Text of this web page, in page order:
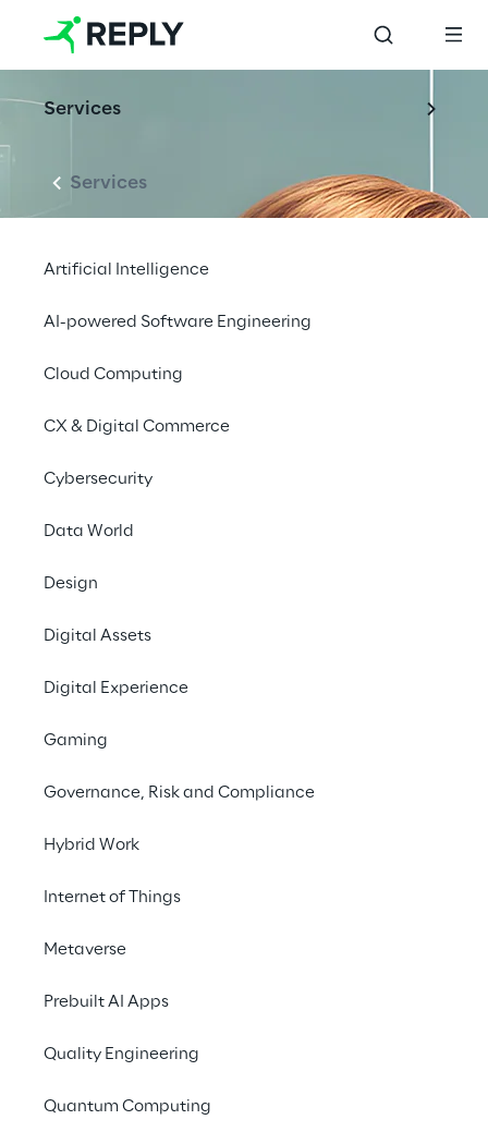
Services
Services
Artificial Intelligence
AI-powered Software Engineering
Cloud Computing
CX & Digital Commerce
Cybersecurity
Data World
Design
Digital Assets
Digital Experience
Gaming
Governance, Risk and Compliance
Hybrid Work
Internet of Things
Metaverse
Prebuilt AI Apps
Quality Engineering
Quantum Computing
Gartner Supply
Chain
Symposium/Xpo
2023 EMEA